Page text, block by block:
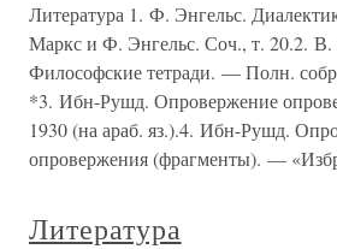
Литература 1. Ф. Энгельс.
Маркс и Ф. Энгельс. Соч., т. 20.2.
Философские тетради. — Полн.
*3. Ибн-Рушд. Опровержение
1930 (на араб. яз.).4. Ибн-Рушд.
опровержения (фрагменты). —
Литература